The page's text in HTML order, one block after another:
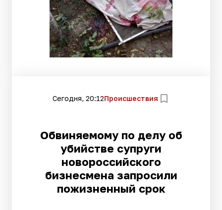
Сегодня, 20:12Происшествия
Обвиняемому по делу об
убийстве супруги
новороссийского
бизнесмена запросили
пожизненный срок